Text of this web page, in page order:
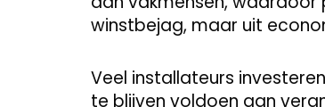
winstbejag, maar uit
Veel installateurs
te blijven voldoen aan